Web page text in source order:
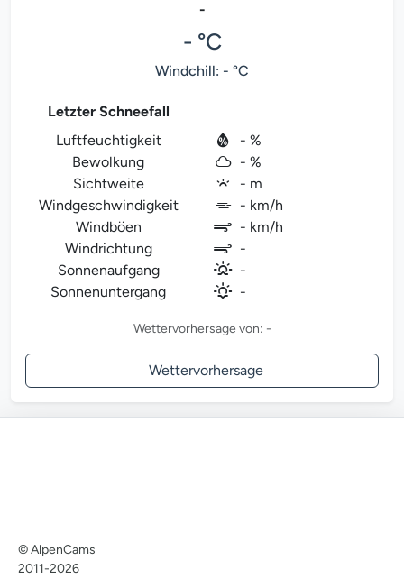
-
- °C
Windchill: - °C
Letzter Schneefall
Luftfeuchtigkeit
- %
Bewolkung
- %
Sichtweite
- m
Windgeschwindigkeit
- km/h
Windböen
- km/h
Windrichtung
-
Sonnenaufgang
-
Sonnenuntergang
-
Wettervorhersage von: -
Wettervorhersage
© AlpenCams
2011-2026